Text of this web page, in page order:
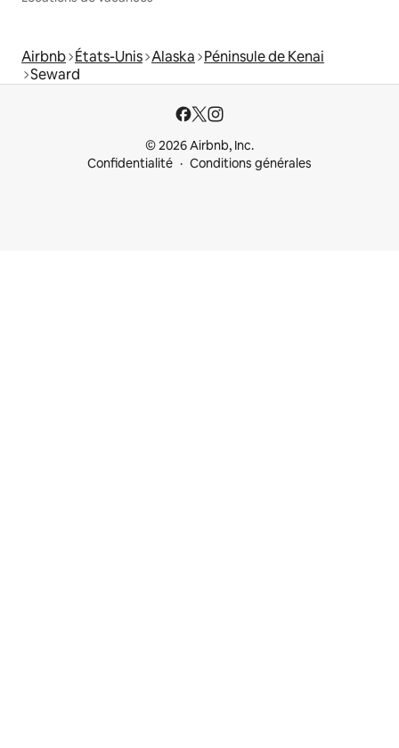
Airbnb États-Unis Alaska Péninsule de Kenai
Seward
© 2026 Airbnb, Inc.
Confidentialité
Conditions générales